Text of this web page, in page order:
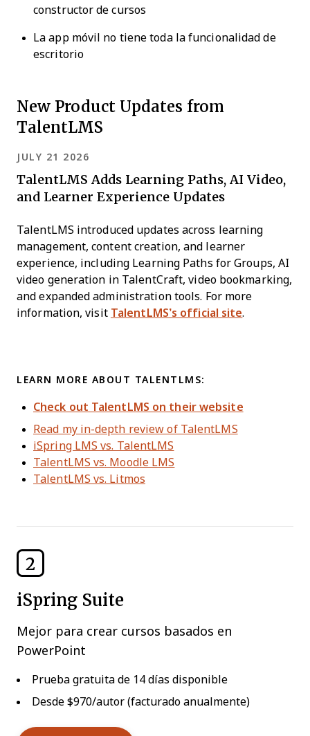
constructor de cursos
La app móvil no tiene toda la funcionalidad de
escritorio
New Product Updates from
TalentLMS
JULY 21 2026
TalentLMS Adds Learning Paths, AI Video,
and Learner Experience Updates
TalentLMS introduced updates across learning
management, content creation, and learner
experience, including Learning Paths for Groups, AI
video generation in TalentCraft, video bookmarking,
and expanded administration tools. For more
information, visit TalentLMS’s official site.
LEARN MORE ABOUT TALENTLMS:
Check out TalentLMS on their website
Read my in-depth review of TalentLMS
iSpring LMS vs. TalentLMS
TalentLMS vs. Moodle LMS
TalentLMS vs. Litmos
2
iSpring Suite
Mejor para crear cursos basados en
PowerPoint
Prueba gratuita de 14 días disponible
Desde $970/autor (facturado anualmente)